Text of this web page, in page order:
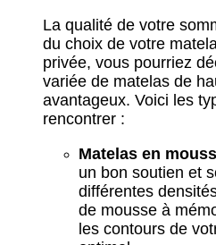
La qualité de votre
du choix de votre
privée, vous pourriez
variée de matelas de
avantageux. Voici les
rencontrer :
Matelas en
un bon soutien et
différentes
de mousse à
les contours de